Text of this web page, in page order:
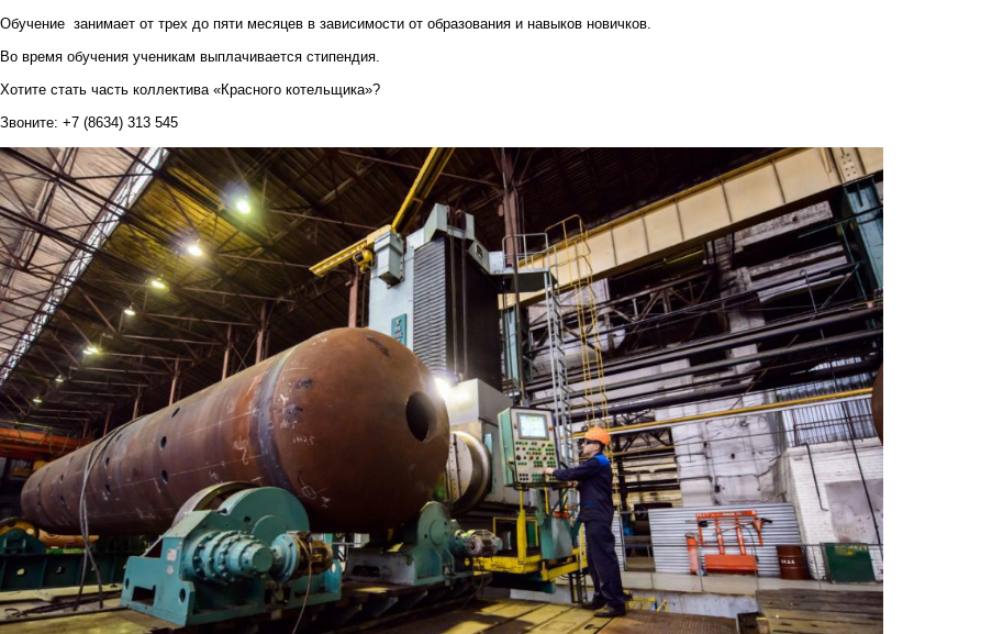
Обучение занимает ‪от трех до пяти‬ месяцев в зависимости от образования и навыков новичков.
Во время обучения ученикам выплачивается стипендия.
Хотите стать часть коллектива «Красного котельщика»?
Звоните: ‪+7 (8634) 313 545